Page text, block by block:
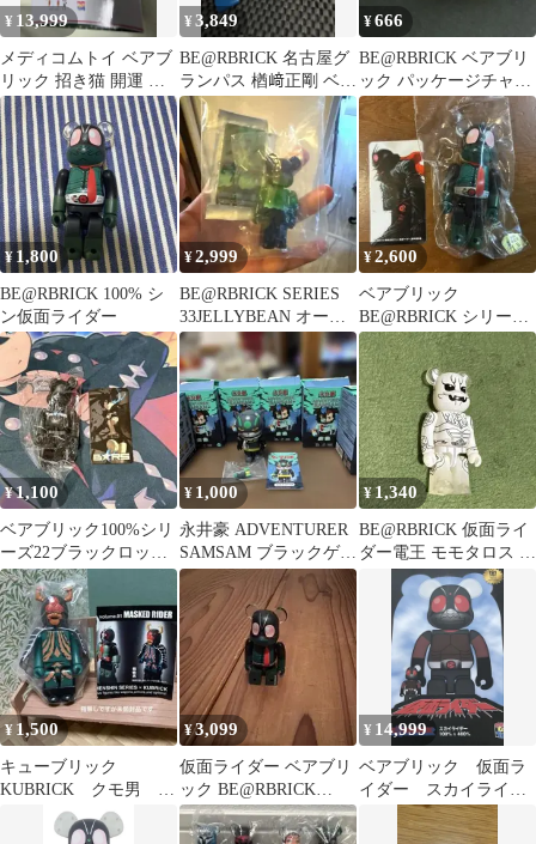
¥ 13,999
メディコムトイ ベアブ
リック 招き猫 開運 千
万両 透明メッキ 400％
¥3,849
BE@RBRICK 名古屋グ
ランパス 楢﨑正剛 ベア
ブリック
¥666
BE@RBRICK ベアブリ
ック パッケージチャー
ムコレクション シルバ
ー
¥ 1,800
BE@RBRICK 100% シ
ン仮面ライダー
¥2,999
BE@RBRICK SERIES
33JELLYBEAN オーロ
ラ
¥2,600
ベアブリック
BE@RBRICK シリーズ
46 ヒーローHERO 仮面
ライダー
¥1,100
ベアブリック100%シリ
ーズ22ブラックロック
シューター
¥ 1,000
永井豪 ADVENTURER
SAMSAM ブラックゲッ
ター
¥ 1,340
BE@RBRICK 仮面ライ
ダー電王 モモタロス シ
リーズ20 裏 ベアブリッ
¥ 1,500
キューブリック
KUBRICK クモ男 新
品未使用品 仮面ライ
¥3,099
仮面ライダー ベアブリ
ック BE@RBRICK
100%
¥ 14,999
ベアブリック 仮面ラ
イダー スカイライダ
ー 400% フィギュア